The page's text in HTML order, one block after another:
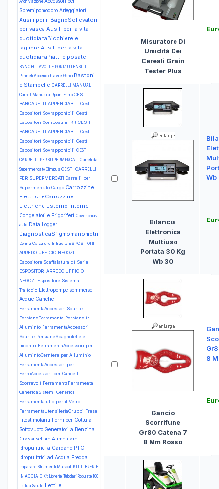
Archiviazione
Spremipomodoro Arieggiatori
Ausili per il BagnoSollevatori
per vasca Ausili per la vita
quotidianaBicchiere e
tagliere Ausili per la vita
quotidianaPiatti e posate
BANCHI TAVOLI E PORTAUTENSILI
Pannelli Appendichiavi e Ganci Bastoni
e Stampelle CARRELLI MANUALI
Carrelli Manuali a Ripiani Ferro CESTI
BANCARELLI APPENDIABITI Cesti
Espositori Sovrapponibili Cesti
Espositori Composti in Kit CESTI
BANCARELLI APPENDIABITI Cesti
Espositori Sovrapponibili Cesti
Espositori Sovrapponibili CESTI
CARRELLI PER SUPERMERCATI Carrelli da
Supermercato Olimpus CESTI CARRELLI
PER SUPERMERCATI Carrelli per
Supermercato Cargo Carrozzine
ElettricheCarrozzine
Elettriche Esterno Interno
Congelatori e Frigoriferi Cover chiavi
auto Data Logger
DiagnosticaSfigmomanometri
Donna Calzature Infradito ESPOSITORI
ARREDO UFFICIO NEGOZI
Espositore Scaffalatura di Serie
ESPOSITORI ARREDO UFFICIO
NEGOZI Espositore Sistema
Traliccio Elettropompe sommerse
Acque Cariche
FerramentaAccessori Scuri e
PersianeFerramenta Persiane in
Alluminio FerramentaAccessori
Scuri e PersianeSpagnolette e
Incontri FerramentaAccessori per
AlluminioCerniere per Alluminio
FerramentaAccessori per
FerroAccessori per Cancelli
Scorrevoli FerramentaFerramenta
GenericaSistemi Generici
FerramentaTutto per il Vetro
FerramentaUtensileriaGruppi Frese
Fitostimolanti Forni per Cottura
Sottovuoto Generatori a Benzina
Grassi settore Alimentare
Idropulitrici a Cardano PTO
Idropulitrici ad Acqua Fredda
Imparare Strumenti Musicali KIT LIBRERIE
IN ACCIAIO Kit Librerie Tubolari Robuste100
La tua Salute Letti e
Misuratore Di
Umidità Dei
Cereali Grain
Tester Plus
Bilancia
Elettronica
Multiuso
Portata 30 Kg
Wb 30
Wb
Gancio
Scorrifune
Gr80 Catena 7
8 Mm Rosso
8